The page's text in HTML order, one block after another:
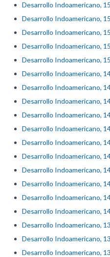
Desarrollo Indoamericano,
Desarrollo Indoamericano,
Desarrollo Indoamericano,
Desarrollo Indoamericano,
Desarrollo Indoamericano,
Desarrollo Indoamericano,
Desarrollo Indoamericano,
Desarrollo Indoamericano,
Desarrollo Indoamericano,
Desarrollo Indoamericano,
Desarrollo Indoamericano,
Desarrollo Indoamericano,
Desarrollo Indoamericano,
Desarrollo Indoamericano,
Desarrollo Indoamericano,
Desarrollo Indoamericano,
Desarrollo Indoamericano,
Desarrollo Indoamericano,
Desarrollo Indoamericano,